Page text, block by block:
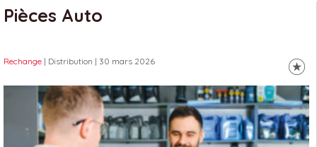
Pièces Auto
Rechange | Distribution | 30 mars 2026